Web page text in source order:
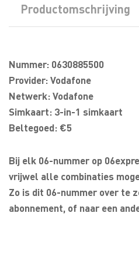
Productomschrijving
Nummer: 0630885500
Provider: Vodafone
Netwerk: Vodafone
Simkaart: 3-in-1 simkaart
Beltegoed: €5
Bij elk 06-nummer op
vrijwel alle combinaties
Zo is dit 06-nummer over te
abonnement, of naar een